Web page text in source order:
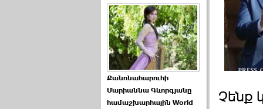
է. «Հրապարակ» ›››
2026-06-25 17:13:00
Քանոնահարուհի
Մարիաննա Գևորգյանը
համաշխարհային World
Չենք